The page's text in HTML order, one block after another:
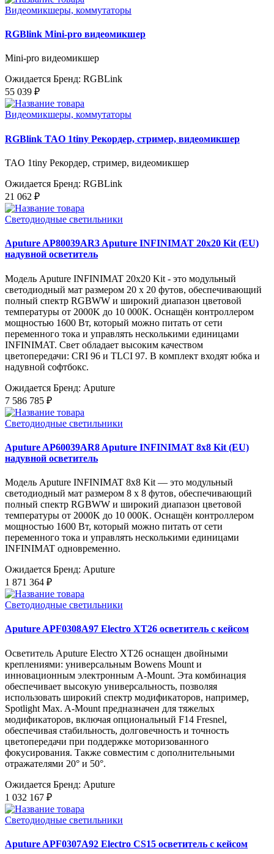
Видеомикшеры, коммутаторы
RGBlink Mini-pro видеомикшер
Mini-pro видеомикшер
Ожидается Бренд: RGBLink
55 039 ₽
Видеомикшеры, коммутаторы
RGBlink TAO 1tiny Рекордер, стример, видеомикшер
TAO 1tiny Рекордер, стример, видеомикшер
Ожидается Бренд: RGBLink
21 062 ₽
Светодиодные светильники
Aputure AP80039AR3 Aputure INFINIMAT 20x20 Kit (EU)
надувной осветитель
Модель Aputure INFINIMAT 20x20 Kit - это модульный
светодиодный мат размером 20 x 20 футов, обеспечивающий
полный спектр RGBWW и широкий диапазон цветовой
температуры от 2000K до 10 000K. Оснащён контроллером
мощностью 1600 Вт, который можно питать от сети
переменного тока и управлять несколькими единицами
INFINIMAT. Свет обладает высоким качеством
цветопередачи: CRI 96 и TLCI 97. В комплект входят юбка и
надувной софтбокс.
Ожидается Бренд: Aputure
7 586 785 ₽
Светодиодные светильники
Aputure AP60039AR8 Aputure INFINIMAT 8x8 Kit (EU)
надувной осветитель
Модель Aputure INFINIMAT 8x8 Kit — это модульный
светодиодный мат размером 8 x 8 футов, обеспечивающий
полный спектр RGBWW и широкий диапазон цветовой
температуры от 2000K до 10 000K. Оснащён контроллером
мощностью 1600 Вт, который можно питать от сети
переменного тока и управлять несколькими единицами
INFINIMAT одновременно.
Ожидается Бренд: Aputure
1 871 364 ₽
Светодиодные светильники
Aputure APF0308A97 Electro XT26 осветитель с кейсом
Осветитель Aputure Electro XT26 оснащен двойными
креплениями: универсальным Bowens Mount и
инновационным электронным A-Mount. Эта комбинация
обеспечивает высокую универсальность, позволяя
использовать широкий спектр модификаторов, например,
Spotlight Max. A-Mount предназначен для тяжелых
модификаторов, включая опциональный F14 Fresnel,
обеспечивая стабильность, долговечность и точность
цветопередачи при поддержке моторизованного
фокусирования. Также совместим с дополнительными
отражателями 20° и 50°.
Ожидается Бренд: Aputure
1 032 167 ₽
Светодиодные светильники
Aputure APF0307A92 Electro CS15 осветитель с кейсом